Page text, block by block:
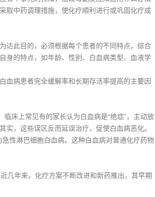
取中药调理措施，使化疗顺利进行或巩固化疗成
此目的，必须根据每个患者的不同特点，综合
身的特点，如年龄、性别、白血病类型、血液学
病患者完全缓解率和长期存活率提高的主要因
床上常见有的家长认为白血病是“绝症”，主动放
，这些误区反而延误治疗，促使白血病恶化。
性淋巴细胞白血病。这种白血病对普通化疗药物
年来，化疗方案不断改进和新药推出，其早期